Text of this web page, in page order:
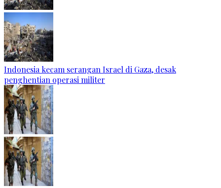
Indonesia kecam serangan Israel di Gaza, desak
penghentian operasi militer